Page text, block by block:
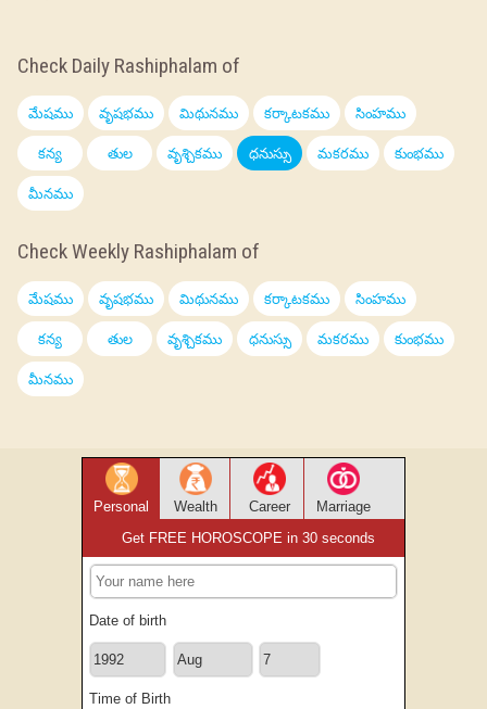
Check Daily Rashiphalam of
మేషము వృషభము మిథునము కర్కాటకము సింహము
కన్య తుల వృశ్చికము ధనుస్సు మకరము కుంభము
మీనము
Check Weekly Rashiphalam of
మేషము వృషభము మిథునము కర్కాటకము సింహము
కన్య తుల వృశ్చికము ధనుస్సు మకరము కుంభము
మీనము
Personal Wealth Career Marriage
Get FREE HOROSCOPE in 30 seconds
Date of birth
Time of Birth